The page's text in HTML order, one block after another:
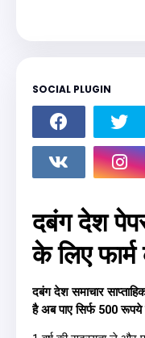
SOCIAL PLUGIN